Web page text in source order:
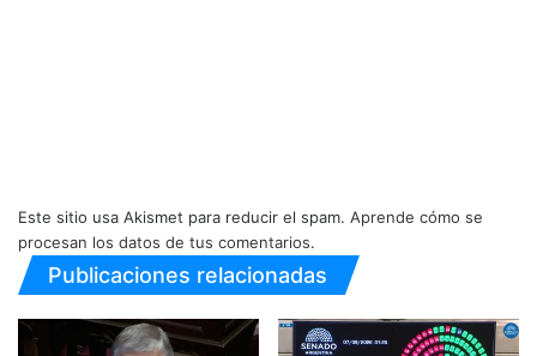
Este sitio usa Akismet para reducir el spam. Aprende cómo se
procesan los datos de tus comentarios.
Publicaciones relacionadas